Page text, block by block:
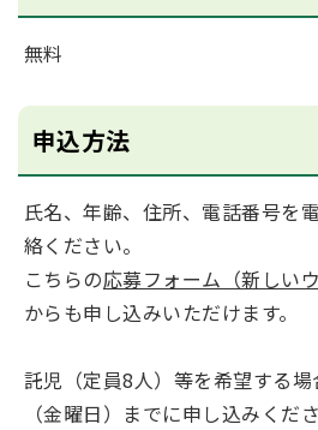
無料
申込方法
氏名、年齢、住所、電話番号を
絡ください。
こちらの応募フォーム（新しい
からも申し込みいただけます。
託児（定員8人）等を希望する
（金曜日）までに申し込みくださ